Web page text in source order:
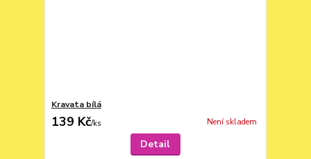
Kravata bílá
139 Kč/ks Není skladem
Detail